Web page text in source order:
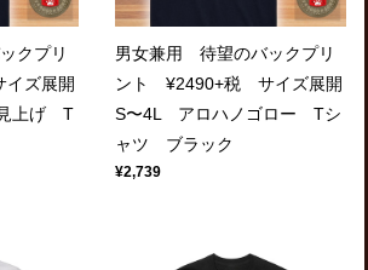
クプリ
ズ展開
上げ T
男女兼用 待望のバックプリ
ント ¥2490+税 サイズ展開
S〜4L アロハノゴロー Tシ
ャツ ブラック
¥2,739